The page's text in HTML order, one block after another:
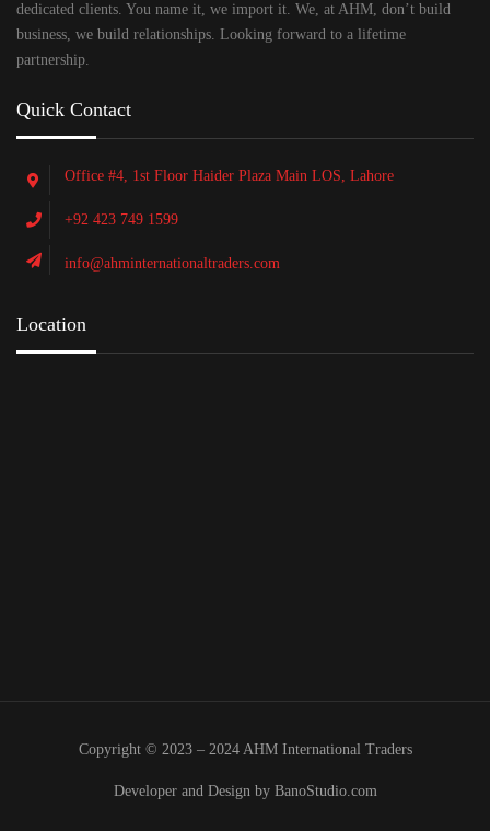
dedicated clients. You name it, we import it. We, at AHM, don’t build
business, we build relationships. Looking forward to a lifetime
partnership.
Quick Contact
Office #4, 1st Floor Haider Plaza Main LOS, Lahore
+92 423 749 1599
info@ahminternationaltraders.com
Location
Copyright © 2023 – 2024 AHM International Traders
Developer and Design by BanoStudio.com